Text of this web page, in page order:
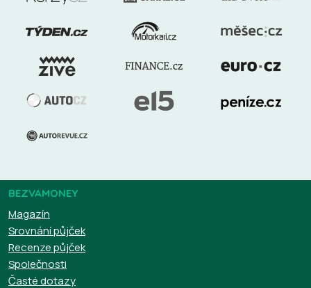
BEZVAMONEY
Magazín
Srovnání půjček
Recenze půjček
Společnosti
Časté dotazy